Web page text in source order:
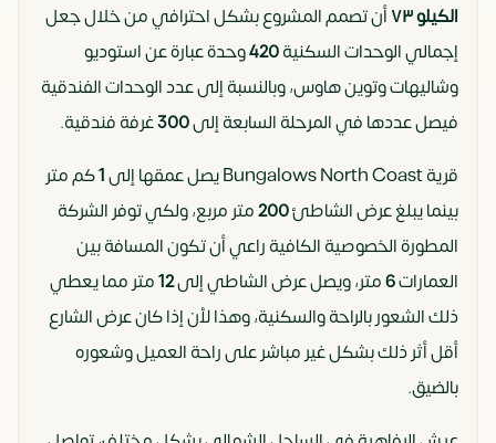
الكيلو ٧٣
أن تصمم المشروع بشكل احترافي من خلال جعل
إجمالي الوحدات السكنية420وحدة عبارة عن استوديو
وشاليهات وتوين هاوس، وبالنسبة إلى عدد الوحدات الفندقية
فيصل عددها في المرحلة السابعة إلى300غرفة فندقية.
قرية Bungalows North Coast يصل عمقها إلى
1 كم متر
بينما يبلغ عرض الشاطئ200متر مربع، ولكي توفر الشركة
المطورة الخصوصية الكافية راعي أن تكون المسافة بين
العمارات6متر، ويصل عرض الشاطي إلى12متر مما يعطي
ذلك الشعور بالراحة والسكنية، وهذا لأن إذا كان عرض الشارع
أقل أثر ذلك بشكل غير مباشر على راحة العميل وشعوره
بالضيق.